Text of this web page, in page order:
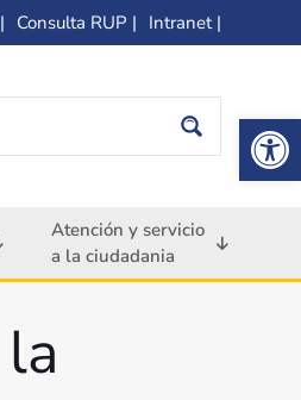
Consulta RUP | Intranet |
Atención y servicio
a la ciudadania